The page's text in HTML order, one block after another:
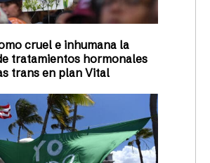
cruel e inhumana la
tratamientos hormonales
trans en plan Vital